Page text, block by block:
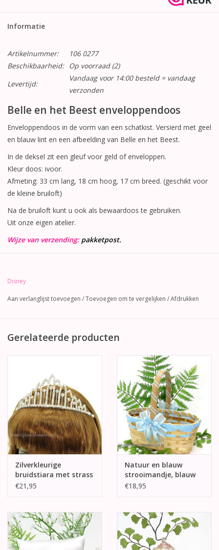
Informatie
Artikelnummer:
106 0277
Beschikbaarheid:
Op voorraad(2)
Levertijd:
Vandaag voor 14:00 besteld = vandaag
verzonden
Belle en het Beest enveloppendoos
Enveloppendoos in de vorm van een schatkist. Versierd met geel
en blauw lint en een afbeelding van Belle en het Beest.
In de deksel zit een gleuf voor geld of enveloppen.
Kleur doos: ivoor.
Afmeting: 33 cm lang, 18 cm hoog, 17 cm breed. (geschikt voor
de kleine bruiloft)
Na de bruiloft kunt u ook als bewaardoos te gebruiken.
Uit onze eigen atelier.
Wijze van verzending: pakketpost.
Disney
Aan verlanglijst toevoegen /Toevoegen om te vergelijken /Afdrukken
Gerelateerde producten
Zilverkleurige
bruidstiara met strass
stenen
€21,95
Natuur en blauw
strooimandje, blauw
versierd
€18,95